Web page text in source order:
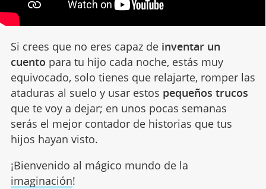
Si crees que no eres capaz deinventar un
cuento para tu hijo cada noche, estás muy
equivocado, solo tienes que relajarte, romper las
ataduras al suelo y usar estos pequeños trucos
que te voy a dejar; en unos pocas semanas
serás el mejor contador de historias que tus
hijos hayan visto.
¡Bienvenido al mágico mundo de la
imaginación!